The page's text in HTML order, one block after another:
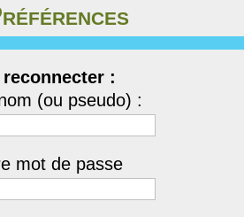
reconnecter :
(ou pseudo) :
mot de passe